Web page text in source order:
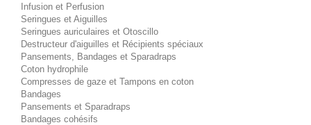
Infusion et Perfusion
Seringues et Aiguilles
Seringues auriculaires et Otoscillo
Destructeur d'aiguilles et Récipients spéciaux
Pansements, Bandages et Sparadraps
Coton hydrophile
Compresses de gaze et Tampons en coton
Bandages
Pansements et Sparadraps
Bandages cohésifs